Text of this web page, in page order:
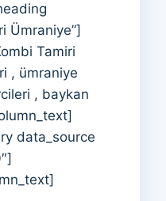
Ümraniye”]
Tamiri
, ümraniye
, baykan
data_source